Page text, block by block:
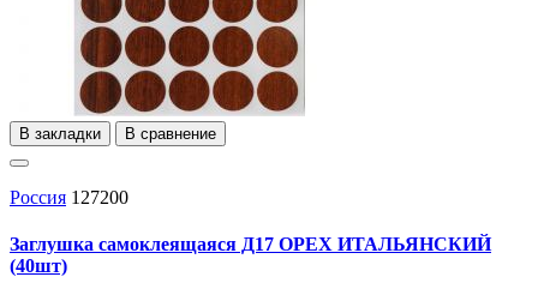
В закладки В сравнение
Россия 127200
Заглушка самоклеящаяся Д17 ОРЕХ ИТАЛЬЯНСКИЙ
(40шт)